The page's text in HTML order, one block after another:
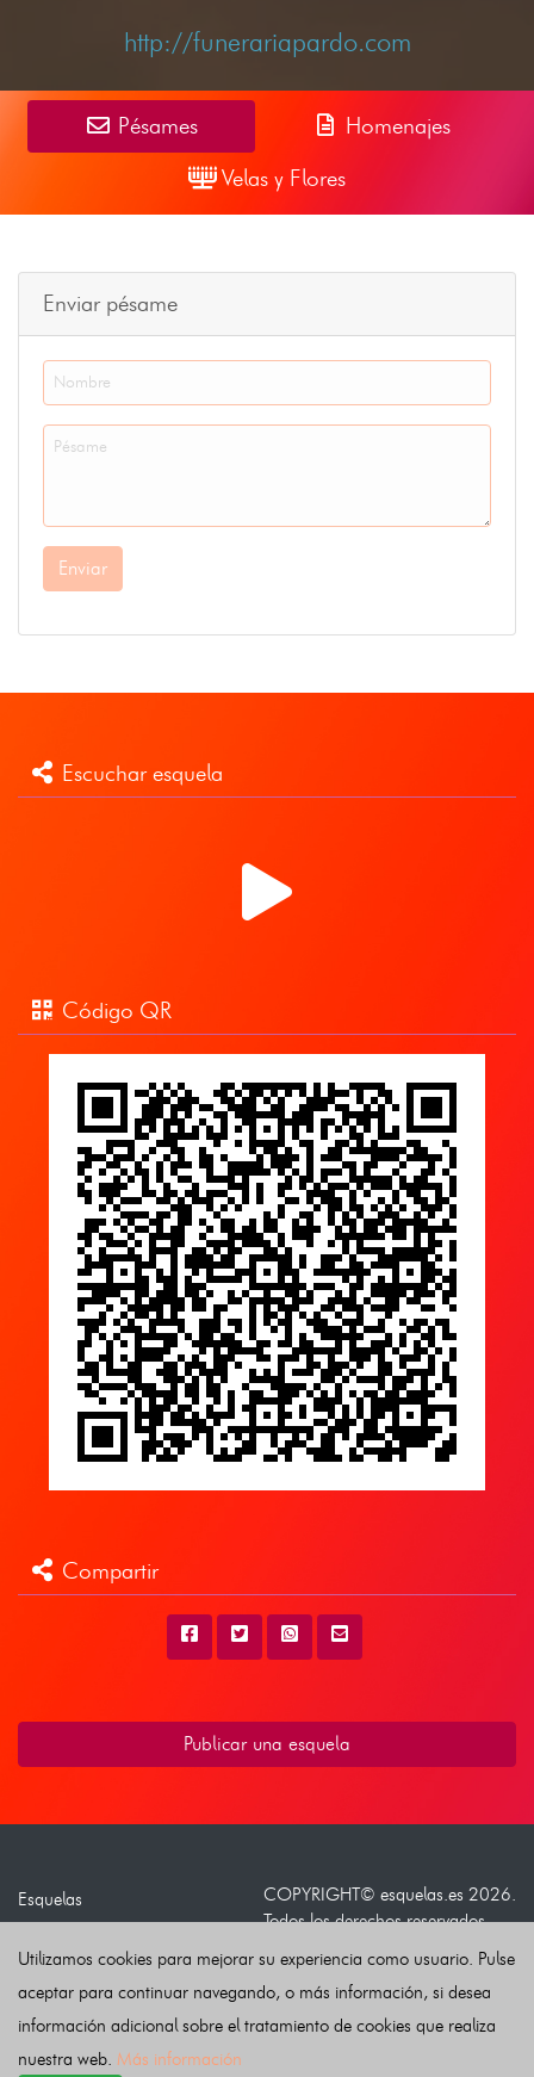
http://funerariapardo.com
Pésames
Homenajes
Velas y Flores
Enviar pésame
Enviar
Escuchar esquela
Código QR
Compartir
Publicar una esquela
Esquelas
Noticias
Buscador
Condiciones de uso
Contacto
COPYRIGHT© esquelas.es 2026.
Todos los derechos reservados.
Política de privacidad
Política de Cookies
Utilizamos cookies para mejorar su experiencia como usuario. Pulse
aceptar para continuar navegando, o más información, si desea
información adicional sobre el tratamiento de cookies que realiza
nuestra web. Más información